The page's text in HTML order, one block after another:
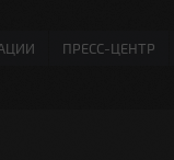
ПРЕСС-ЦЕНТР